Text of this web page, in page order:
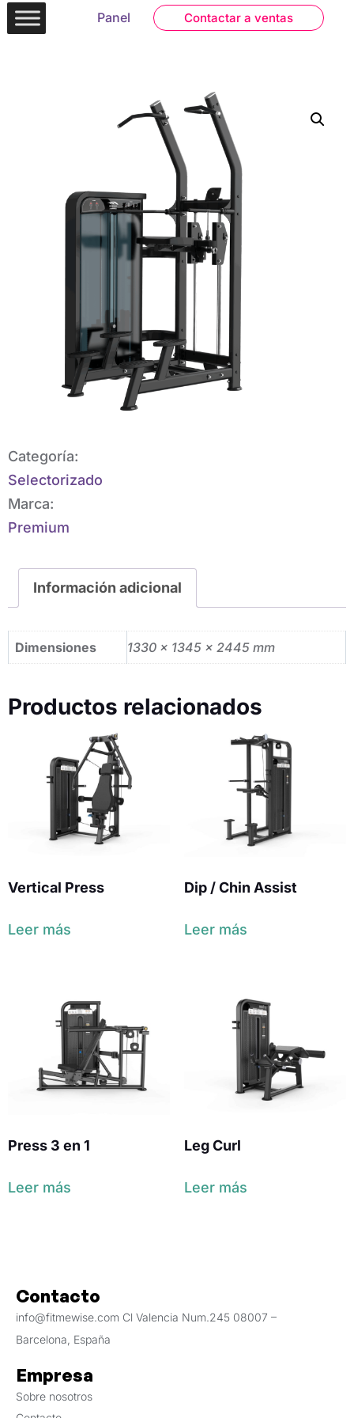
Panel Contactar a ventas
Categoría:
Selectorizado
Marca:
Premium
Información adicional
Dimensiones 1330 × 1345 × 2445 mm
Productos relacionados
Vertical Press
Leer más
Dip / Chin Assist
Leer más
Press 3 en 1
Leer más
Leg Curl
Leer más
Contacto
info@fitmewise.com Cl Valencia Num.245 08007 –
Barcelona, España
Empresa
Sobre nosotros